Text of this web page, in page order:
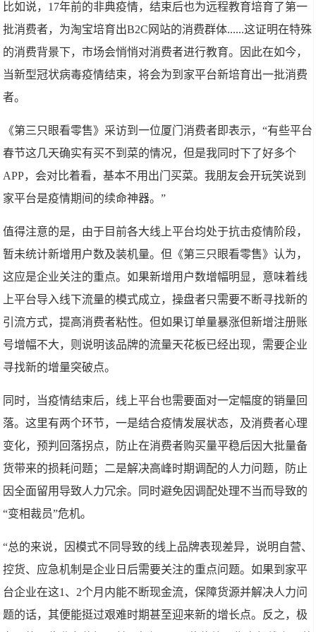
比如说，17年前的非典疫情，结束后也为远程教育培育了第一
批消费者，为淘宝培育出B2C网站的消费群体......这证明在特殊
的消费背景下，市场会悄悄对消费者进行教育。因此在如今，
当新型冠状病毒疫情结束，将会为到家平台新培育出一批消费
者。
《第三只眼看零售》采访到一位厦门消费者即表示，“有些平台
春节这几天确实有买不到菜的情况，但是我同时下了好多个
APP，会对比着看，基本不用出门买菜。我朋友会开玩笑说到
家平台是疫情期间的续命神器。”
值得注意的是，由于目前各大线上平台均处于抗击疫情阶段，
暂未统计新增用户数及装机量。但《第三只眼看零售》认为，
这应是企业关注的重点。如果新增用户数增幅明显，意味着线
上平台导入线下流量的模式成立，操盘者只需要不断寻找新的
引流方式，提高消费者粘性。但如果订单量暴涨但新增注册账
号增幅不大，则说明该品牌的流量天花板已经出现，需要企业
寻找新的增量突破点。
同时，当疫情结束后，线上平台也需要面对一定幅度的销量回
落。这里有两个环节，一是结合疫情发展状态，及消费者心理
变化，预判回落拐点，防止在消费者购买量平稳后因大批量备
货带来的损耗问题；二是解决高峰时期调配的人力问题，防止
因全面留用导致人力冗余。同时避免因调配处理不当而导致的
“变相裁员”危机。
“总的来说，因模式不同导致的线上品牌表现差异，说明自营、
控货、应急机制是企业日后需要关注的重点问题。如果到家平
台企业在这1、2个月内能不断现金流，保障货源并解决人力问
题的话，其便能挺过艰难时期甚至迎来新的增长点。反之，极